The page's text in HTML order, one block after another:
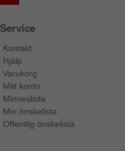
Service
Kontakt
Hjälp
Varukorg
Mitt konto
Minneslista
Min önskelista
Offentlig önskelista